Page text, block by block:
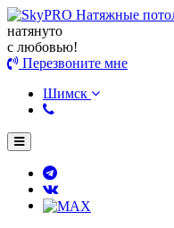
натянуто
с любовью!
Перезвоните мне
Шимск